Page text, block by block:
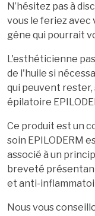
N’hésitez pas à
vous le feriez
gêne qui pourrait
L'esthéticienne
de l'huile si
qui peuvent rester,
épilatoire
Ce produit est un
soin EPILODERM
associé à un
breveté
et anti-
Nous vous